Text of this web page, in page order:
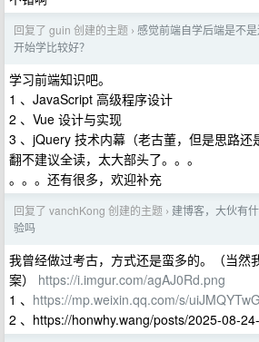
回复了 guin 创建的主题 › 感觉前端自学后端是不
开始学比较好？
学习前端知识吧。
1 、JavaScript 高级程序设计
2 、Vue 设计与实现
3 、jQuery 技术内幕（老古董，但是思路还
翻不建议全读，太大部头了。。。
。。。还有很多，欢迎补充
回复了 vanchKong 创建的主题 › 建博客，大伙有
验吗
我曾经做过考古，方式还是蛮多的。（当然
案） https://i.imgur.com/agAJ0Rd.png
1 、 https://mp.weixin.qq.com/s/
2 、https://honwhy.wang/posts/2025-08-